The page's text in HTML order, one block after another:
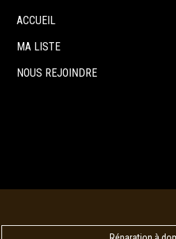
ACCUEIL
MA LISTE
NOUS REJOINDRE